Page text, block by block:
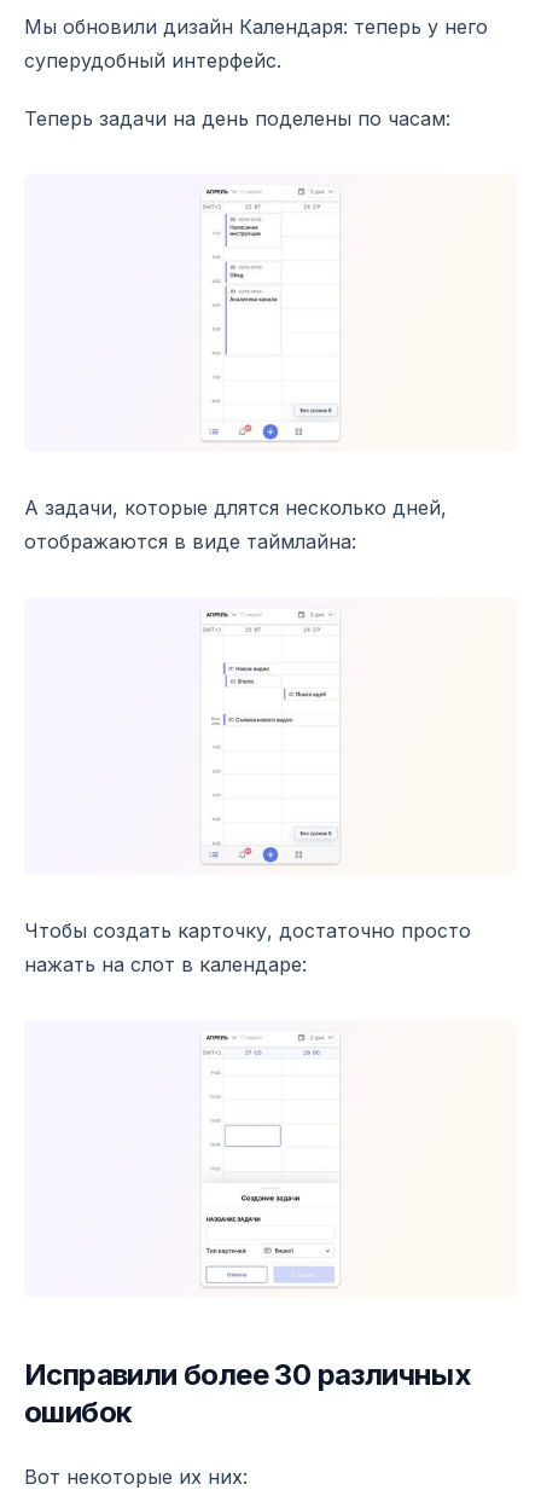
Мы обновили дизайн Календаря: теперь у него
суперудобный интерфейс.
Теперь задачи на день поделены по часам:
А задачи, которые длятся несколько дней,
отображаются в виде таймлайна:
Чтобы создать карточку, достаточно просто
нажать на слот в календаре:
Исправили более 30 различных
ошибок
Вот некоторые их них: